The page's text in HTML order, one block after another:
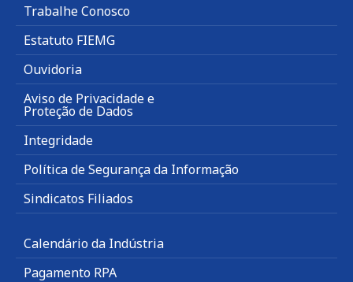
Trabalhe Conosco
Estatuto FIEMG
Ouvidoria
Aviso de Privacidade e
Proteção de Dados
Integridade
Política de Segurança da Informação
Sindicatos Filiados
Calendário da Indústria
Pagamento RPA